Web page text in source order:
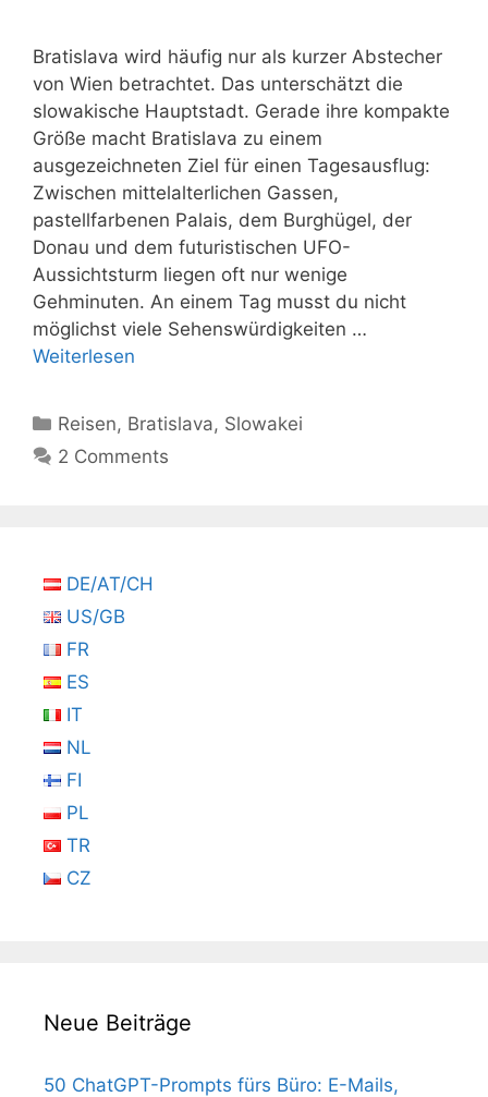
Bratislava wird häufig nur als kurzer Abstecher
von Wien betrachtet. Das unterschätzt die
slowakische Hauptstadt. Gerade ihre kompakte
Größe macht Bratislava zu einem
ausgezeichneten Ziel für einen Tagesausflug:
Zwischen mittelalterlichen Gassen,
pastellfarbenen Palais, dem Burghügel, der
Donau und dem futuristischen UFO-
Aussichtsturm liegen oft nur wenige
Gehminuten. An einem Tag musst du nicht
möglichst viele Sehenswürdigkeiten …
Weiterlesen
Kategorien
Reisen, Bratislava, Slowakei
2 Comments
DE/AT/CH
US/GB
FR
ES
IT
NL
FI
PL
TR
CZ
Neue Beiträge
50 ChatGPT-Prompts fürs Büro: E-Mails,